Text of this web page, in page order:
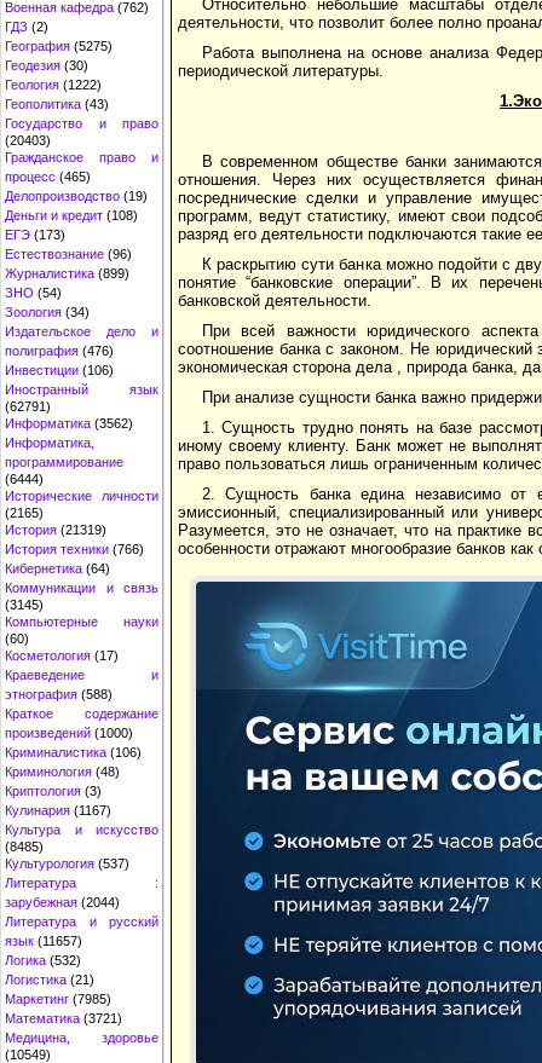
Военная кафедра (762)
ГДЗ (2)
География (5275)
Геодезия (30)
Геология (1222)
Геополитика (43)
Государство и право
(20403)
Гражданское право и
процесс (465)
Делопроизводство (19)
Деньги и кредит (108)
ЕГЭ (173)
Естествознание (96)
Журналистика (899)
ЗНО (54)
Зоология (34)
Издательское дело и
полиграфия (476)
Инвестиции (106)
Иностранный язык
(62791)
Информатика (3562)
Информатика,
программирование
(6444)
Исторические личности
(2165)
История (21319)
История техники (766)
Кибернетика (64)
Коммуникации и связь
(3145)
Компьютерные науки
(60)
Косметология (17)
Краеведение и
этнография (588)
Краткое содержание
произведений (1000)
Криминалистика (106)
Криминология (48)
Криптология (3)
Кулинария (1167)
Культура и искусство
(8485)
Культурология (537)
Литература :
зарубежная (2044)
Литература и русский
язык (11657)
Логика (532)
Логистика (21)
Маркетинг (7985)
Математика (3721)
Медицина, здоровье
(10549)
Относительно небольшие масштабы
деятельности, что позволит более полно
Работа выполнена на основе анализа
периодической литературы.
В современном обществе банки
отношения. Через них осуществляется
посреднические сделки и управление
программ, ведут статистику, имеют свои
разряд его деятельности подключаются такие
К раскрытию сути банка можно подойти с
понятие “банковские операции”. В их
банковской деятельности.
При всей важности юридического
соотношение банка с законом. Не юридический
экономическая сторона дела , природа банка,
При анализе сущности банка важно
1. Сущность трудно понять на базе
иному своему клиенту. Банк может не
право пользоваться лишь ограниченным
2. Сущность банка едина независимо от
эмиссионный, специализированный или
Разумеется, это не означает, что на практике
особенности отражают многообразие банков как